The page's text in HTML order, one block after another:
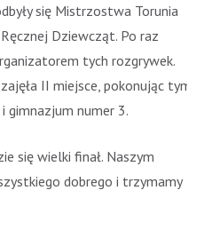
się Mistrzostwa Torunia
Dziewcząt. Po raz
tych rozgrywek.
II miejsce, pokonując tym
gimnazjum numer 3.
się wielki finał. Naszym
dobrego i trzymamy